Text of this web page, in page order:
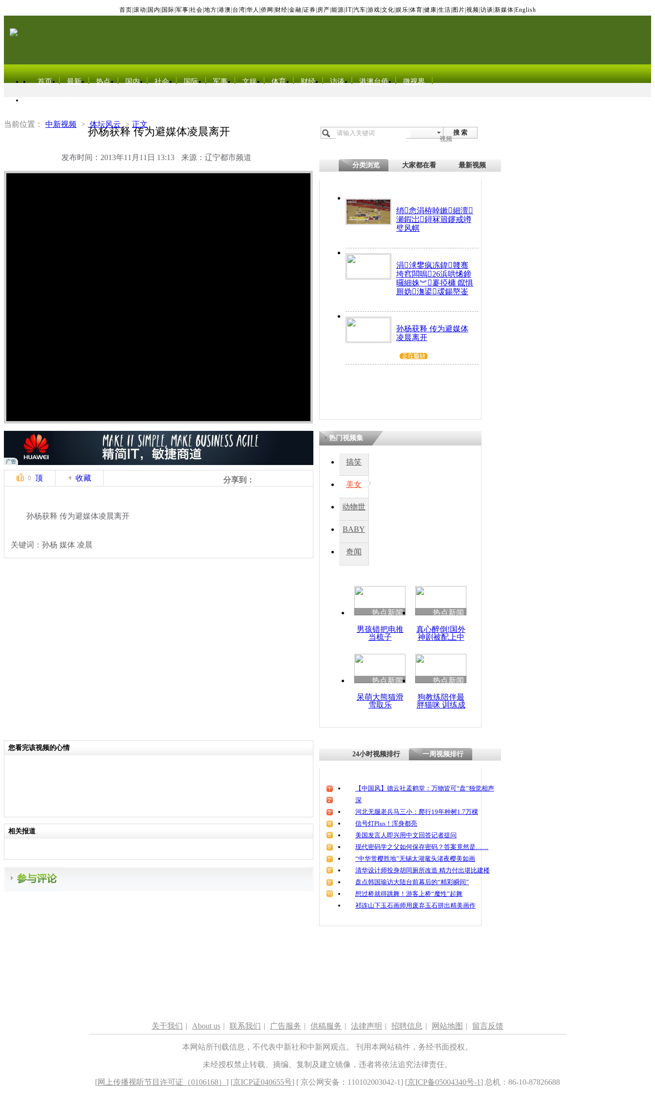
首页 滚动 国内 国际 军事 社会 地方 港澳 台湾 华人 侨网 财经 金融 证券 房产 能源 IT| 汽车 游戏 文化 娱乐 体育 健康 生活 图片 视频 访谈 新媒体 English
首页 最新 热点 国内 社会 国际 军事 文娱 体育 财经 访谈 港澳台侨 微视界
当前位置： 中新视频 > 体坛风云 > 正文
孙杨获释 传为避媒体凌晨离开
发布时间：2013年11月11日 13:13 来源：辽宁都市频道
搜 索
视频
分类浏览 大家都在看 最新视频
绡悆涓栫晫鏉細澶
瀬鍜岀鐞冧篃鑳戒竴
璧风帺
涓浗鐢疯冻鍏竷骞
垮窞闆嗚26浜哄悕鍗
曪細姝︾褰掗槦 鑹惧
厠妫潕鍙叆鍚嶅崟
孙杨获释 传为避媒体
凌晨离开
0 顶 收藏 分享到：
孙杨获释 传为避媒体凌晨离开
关键词：孙杨 媒体 凌晨
热门视频集
搞笑
美女
动物世
BABY
秀
奇闻
热点新闻
男孩错把电推
当梳子
热点新闻
真心醉倒!国外
神剧被配上中
热点新闻
呆萌大熊猫滑
雪取乐
热点新闻
狗教练陪伴最
胖猫咪 训练成
您看完该视频的心情
相关报道
24小时视频排行 一周视频排行
【中国风】德云社孟鹤堂：万物皆可“盘”独觉相声
深
河北无腿老兵马三小：爬行19年种树1.7万棵
信号灯Plus！浑身都亮
美国发言人即兴用中文回答记者提问
现代密码学之父如何保存密码？答案竟然是……
“中华赏樱胜地”无锡太湖鼋头渚夜樱美如画
清华设计师投身胡同厕所改造 精力付出堪比建楼
盘点韩国瑜访大陆台前幕后的“精彩瞬间”
想过桥就得跳舞！游客上桥“魔性”起舞
祁连山下玉石画师用废弃玉石拼出精美画作
关于我们 | About us | 联系我们 | 广告服务 | 供稿服务 | 法律声明 | 招聘信息 | 网站地图 | 留言反馈
本网站所刊载信息，不代表中新社和中新网观点。 刊用本网站稿件，务经书面授权。
未经授权禁止转载、摘编、复制及建立镜像，违者将依法追究法律责任。
[网上传播视听节目许可证（0106168） ] [京ICP证040655号] [ 京公网安备：110102003042-1] [京ICP备05004340号-1] 总机：86-10-87826688